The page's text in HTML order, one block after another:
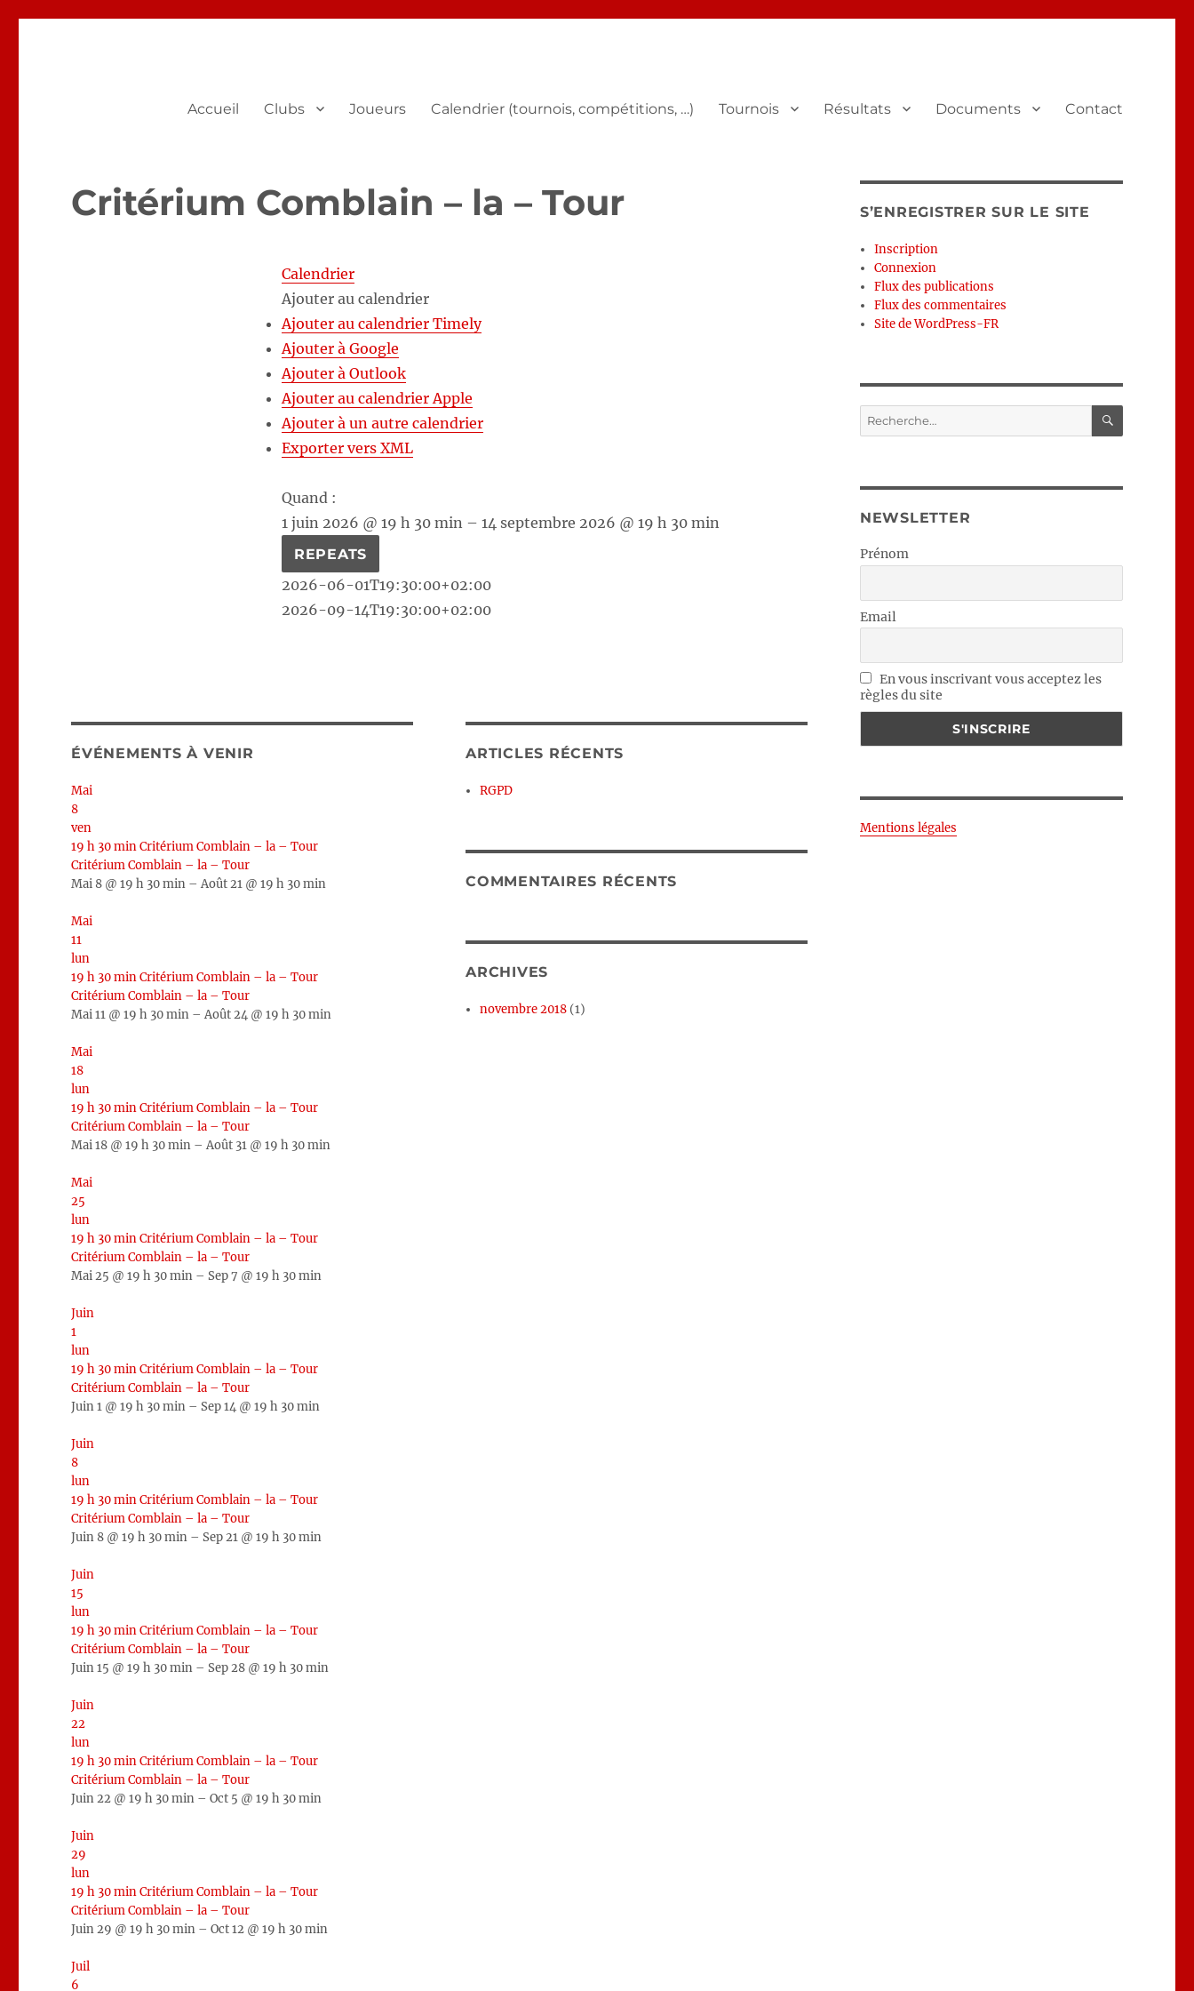
Accueil Clubs Joueurs Calendrier (tournois, compétitions, …) Tournois Résultats Documents Contact
Critérium Comblain – la – Tour
Calendrier
Ajouter au calendrier
Ajouter au calendrier Timely
Ajouter à Google
Ajouter à Outlook
Ajouter au calendrier Apple
Ajouter à un autre calendrier
Exporter vers XML
Quand :
1 juin 2026 @ 19 h 30 min – 14 septembre 2026 @ 19 h 30 min
REPEATS
2026-06-01T19:30:00+02:00
2026-09-14T19:30:00+02:00
ÉVÉNEMENTS À VENIR
Mai
8
ven
19 h 30 minCritérium Comblain – la – Tour
Critérium Comblain – la – Tour
Mai 8 @ 19 h 30 min – Août 21 @ 19 h 30 min
Mai
11
lun
19 h 30 minCritérium Comblain – la – Tour
Critérium Comblain – la – Tour
Mai 11 @ 19 h 30 min – Août 24 @ 19 h 30 min
Mai
18
lun
19 h 30 minCritérium Comblain – la – Tour
Critérium Comblain – la – Tour
Mai 18 @ 19 h 30 min – Août 31 @ 19 h 30 min
Mai
25
lun
19 h 30 minCritérium Comblain – la – Tour
Critérium Comblain – la – Tour
Mai 25 @ 19 h 30 min – Sep 7 @ 19 h 30 min
Juin
1
lun
19 h 30 minCritérium Comblain – la – Tour
Critérium Comblain – la – Tour
Juin 1 @ 19 h 30 min – Sep 14 @ 19 h 30 min
Juin
8
lun
19 h 30 minCritérium Comblain – la – Tour
Critérium Comblain – la – Tour
Juin 8 @ 19 h 30 min – Sep 21 @ 19 h 30 min
Juin
15
lun
19 h 30 minCritérium Comblain – la – Tour
Critérium Comblain – la – Tour
Juin 15 @ 19 h 30 min – Sep 28 @ 19 h 30 min
Juin
22
lun
19 h 30 minCritérium Comblain – la – Tour
Critérium Comblain – la – Tour
Juin 22 @ 19 h 30 min – Oct 5 @ 19 h 30 min
Juin
29
lun
19 h 30 minCritérium Comblain – la – Tour
Critérium Comblain – la – Tour
Juin 29 @ 19 h 30 min – Oct 12 @ 19 h 30 min
Juil
6
ARTICLES RÉCENTS
RGPD
COMMENTAIRES RÉCENTS
ARCHIVES
novembre 2018 (1)
S’ENREGISTRER SUR LE SITE
Inscription
Connexion
Flux des publications
Flux des commentaires
Site de WordPress-FR
Recherche
pour :
NEWSLETTER
Prénom
Email
En vous inscrivant vous acceptez les
règles du site
Mentions légales